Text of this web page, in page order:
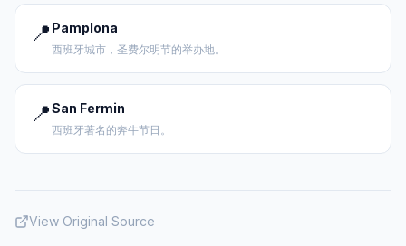
📍 Pamplona
西班牙城市，圣费尔明节的举办地。
📍San Fermin
西班牙著名的奔牛节日。
View Original Source